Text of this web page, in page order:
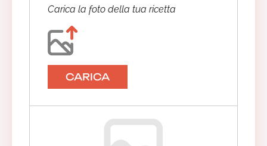
Carica la foto della tua ricetta
CARICA